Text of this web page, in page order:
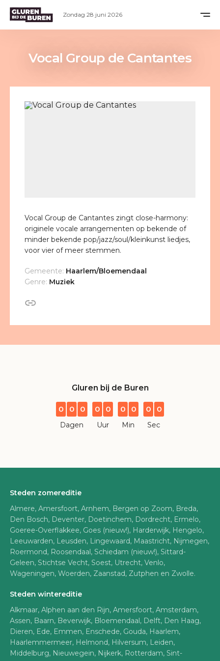
Vocal Group de Cantantes
Vocal Group de Cantantes zingt close-harmony:
originele vocale arrangementen op bekende of
minder bekende pop/jazz/soul/kleinkunst liedjes,
voor vier of meer stemmen.
Gemeente: Haarlem/Bloemendaal
Genre: Muziek
Gluren bij de Buren
0 0 0
Dagen
0 0
Uur
0 0
Min
0 0
Sec
Steden zomereditie
Almere, Amersfoort, Arnhem, Bergen op Zoom, Breda,
Den Bosch, Deventer, Doetinchem, Dordrecht, Ermelo,
Goeree-Overflakkee, Goes (nieuw!), Harderwijk, Hengelo,
Leeuwarden, Leusden, Lingewaard, Maastricht, Nijmegen,
Roermond, Roosendaal, Schiedam (nieuw!), Sittard-
Geleen, Stichtse Vecht, Soest, Utrecht, Venlo,
Wageningen, Woerden, Zaanstad, Zutphen en Zwolle.
Steden wintereditie
Alkmaar, Alphen aan den Rijn, Amersfoort, Amsterdam,
Assen, Baarn, Beverwijk, Bloemendaal, Delft, Den Haag,
Dieren, Ede, Emmen, Enschede, Gouda, Haarlem,
Haarlemmermeer, Helmond, Hilversum, Leiden,
Middelburg, Nieuwegein, Nijkerk, Rotterdam, Sint-
Zondag 28 juni 2026